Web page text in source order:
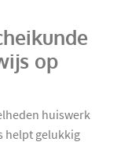
op
huiswerk
helpt gelukkig